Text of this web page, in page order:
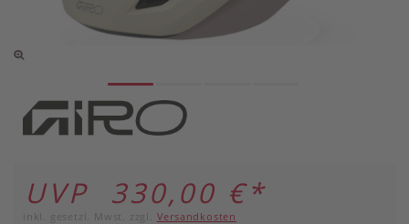
UVP 330,00 €*
inkl. gesetzl. Mwst. zzgl. Versandkosten